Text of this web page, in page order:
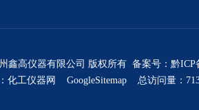
鑫高仪器有限公司 版权所有 备案号： 黔ICP
化工仪器网 GoogleSitemap 总访问量：